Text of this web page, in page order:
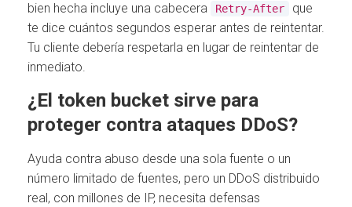
bien hecha incluye una cabecera
Retry-After
que
te dice cuántos segundos esperar antes de reintentar.
Tu cliente debería respetarla en lugar de reintentar de
inmediato.
¿El token bucket sirve para
proteger contra ataques DDoS?
Ayuda contra abuso desde una sola fuente o un
número limitado de fuentes, pero un DDoS distribuido
real, con millones de IP, necesita defensas